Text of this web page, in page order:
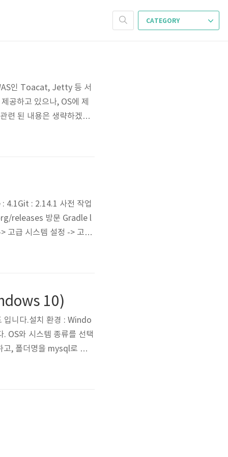
CATEGORY
인 Toacat, Jetty 등 서
공하고 있으나, OS에 제
련 된 내용은 생략하겠습
속 후 JDK 설치 windo
4.1Git : 2.14.1 사전 작업
releases 방문 Gradle l
고급 시스템 설정 -> 고급
값 : gradle root 위치 ->
10)
니다.설치 환경 : Windo
와 시스템 종류를 선택
고, 폴더명을 mysql로 변
(S)에서 Path를 찾아 클